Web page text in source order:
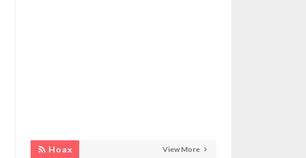
Hoax View More